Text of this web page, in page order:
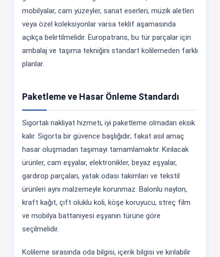
mobilyalar, cam yüzeyler, sanat eserleri, müzik aletleri
veya özel koleksiyonlar varsa teklif aşamasında
açıkça belirtilmelidir. Europatrans, bu tür parçalar için
ambalaj ve taşıma tekniğini standart kolilemeden farklı
planlar.
Paketleme ve Hasar Önleme Standardı
Sigortalı nakliyat hizmeti, iyi paketleme olmadan eksik
kalır. Sigorta bir güvence başlığıdır; fakat asıl amaç
hasar oluşmadan taşımayı tamamlamaktır. Kırılacak
ürünler, cam eşyalar, elektronikler, beyaz eşyalar,
gardırop parçaları, yatak odası takımları ve tekstil
ürünleri aynı malzemeyle korunmaz. Balonlu naylon,
kraft kağıt, çift oluklu koli, köşe koruyucu, streç film
ve mobilya battaniyesi eşyanın türüne göre
seçilmelidir.
Kolileme sırasında oda bilgisi, içerik bilgisi ve kırılabilir